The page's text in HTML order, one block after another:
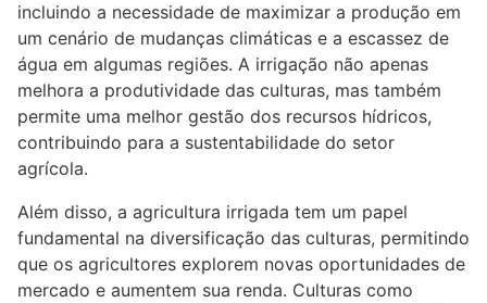
incluindo a necessidade de maximizar a produção em
um cenário de mudanças climáticas e a escassez de
água em algumas regiões. A irrigação não apenas
melhora a produtividade das culturas, mas também
permite uma melhor gestão dos recursos hídricos,
contribuindo para a sustentabilidade do setor
agrícola.
Além disso, a agricultura irrigada tem um papel
fundamental na diversificação das culturas, permitindo
que os agricultores explorem novas oportunidades de
mercado e aumentem sua renda. Culturas como